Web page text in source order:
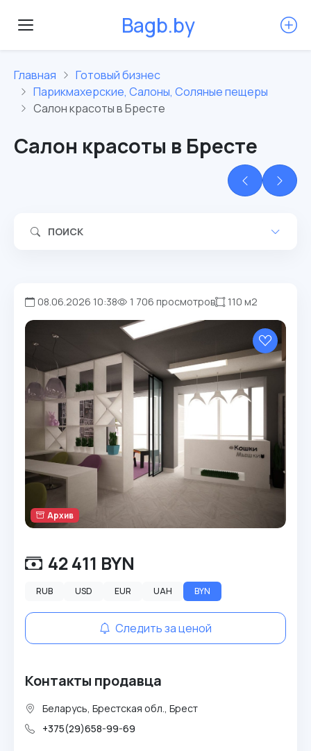
Bagb.by
Главная
Готовый бизнес
Парикмахерские, Салоны, Соляные пещеры
Салон красоты в Бресте
Салон красоты в Бресте
ПОИСК
08.06.2026 10:38 1 706 просмотров 110 м2
Архив
42 411 BYN
RUB USD EUR UAH BYN
Следить за ценой
Контакты продавца
Беларусь, Брестская обл., Брест
+375(29)658-99-69